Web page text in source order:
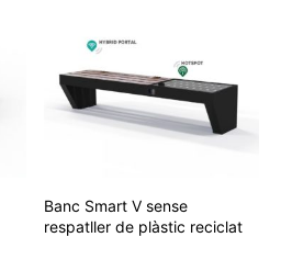
Banc Smart V sense
respatller de plàstic reciclat